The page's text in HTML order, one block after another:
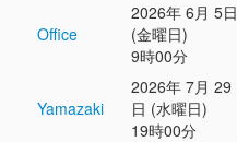
Office
2026年 6月 5日
(金曜日)
9時00分
Yamazaki
2026年 7月 29
日 (水曜日)
19時00分